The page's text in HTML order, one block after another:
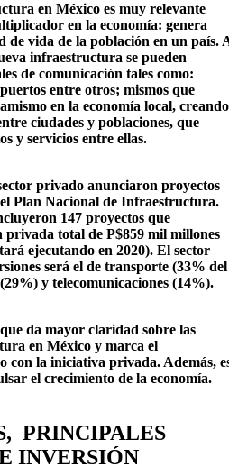
en México es muy relevante
en la economía: genera
de vida de la población en un país.
infraestructura se pueden
de comunicación tales como:
entre otros; mismos que
en la economía local, creando
ciudades y poblaciones, que
y servicios entre ellas.
privado anunciaron proyectos
Plan Nacional de Infraestructura.
147 proyectos que
privada total de P$859 mil millones
ejecutando en 2020). El sector
será el de transporte (33% del
y telecomunicaciones (14%).
da mayor claridad sobre las
en México y marca el
con la iniciativa privada. Además,
el crecimiento de la economía.
PRINCIPALES
INVERSIÓN